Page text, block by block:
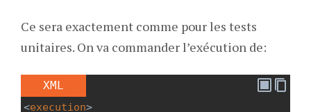
Ce sera exactement comme pour les tests
unitaires. On va commander l’exécution de:
XML
<execution>